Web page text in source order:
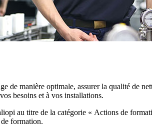
de manière optimale, assurer la qualité de
besoins et à vos installations.
au titre de la catégorie « Actions de
formation.